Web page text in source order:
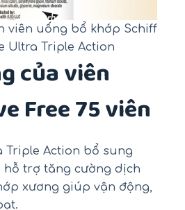
viên uống bổ khớp Schiff
Ultra Triple Action
của viên
Free 75 viên
Triple Action bổ sung
trợ tăng cường dịch
xương giúp vận động,